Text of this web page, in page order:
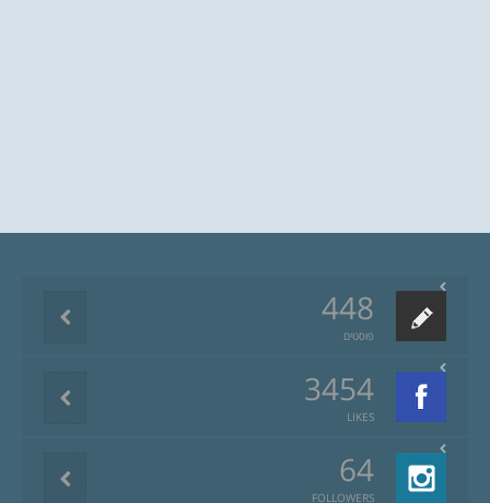
448
פוסטים
3454
LIKES
64
FOLLOWERS